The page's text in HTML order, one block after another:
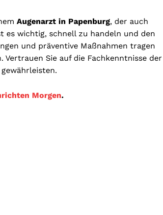
Augenarzt in Papenburg, der auch
wichtig, schnell zu handeln und den
und präventive Maßnahmen tragen
Sie auf die Fachkenntnisse der
Morgen.